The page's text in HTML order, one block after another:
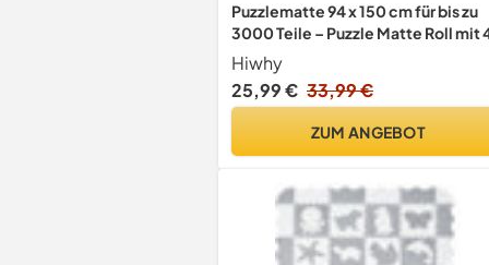
Puzzlematte 94 x 150 cm für bis zu
3000 Teile – Puzzle Matte Roll mit
Puzzle Sortierschalen, rutschfeste
Puzzle Matte mit Schaumstoffrolle,
Aufbewahrungstasche & 3
Hiwhy
25,99 € 33,99 €
ZUM ANGEBOT